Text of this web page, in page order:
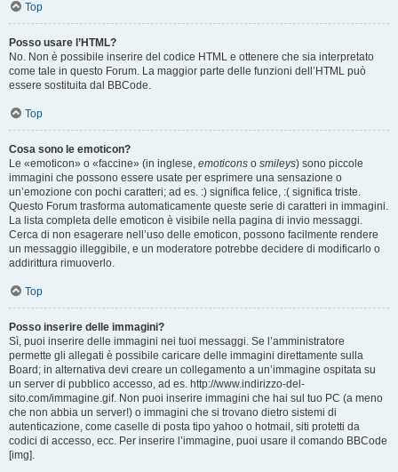
Top
Posso usare l’HTML?
No. Non è possibile inserire del codice HTML e ottenere che sia interpretato
come tale in questo Forum. La maggior parte delle funzioni dell’HTML può
essere sostituita dal BBCode.
Top
Cosa sono le emoticon?
Le «emoticon» o «faccine» (in inglese, emoticons o smileys) sono piccole
immagini che possono essere usate per esprimere una sensazione o
un’emozione con pochi caratteri; ad es. :) significa felice, :( significa triste.
Questo Forum trasforma automaticamente queste serie di caratteri in immagini.
La lista completa delle emoticon è visibile nella pagina di invio messaggi.
Cerca di non esagerare nell’uso delle emoticon, possono facilmente rendere
un messaggio illeggibile, e un moderatore potrebbe decidere di modificarlo o
addirittura rimuoverlo.
Top
Posso inserire delle immagini?
Sì, puoi inserire delle immagini nei tuoi messaggi. Se l’amministratore
permette gli allegati è possibile caricare delle immagini direttamente sulla
Board; in alternativa devi creare un collegamento a un’immagine ospitata su
un server di pubblico accesso, ad es. http://www.indirizzo-del-
sito.com/immagine.gif. Non puoi inserire immagini che hai sul tuo PC (a meno
che non abbia un server!) o immagini che si trovano dietro sistemi di
autenticazione, come caselle di posta tipo yahoo o hotmail, siti protetti da
codici di accesso, ecc. Per inserire l’immagine, puoi usare il comando BBCode
[img].